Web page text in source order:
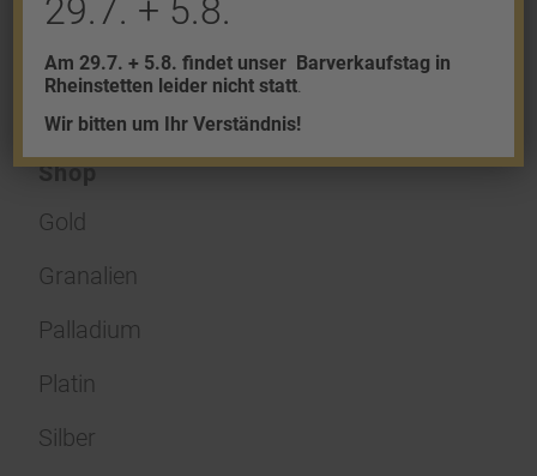
Shop
Gold
Granalien
Palladium
Platin
Silber
29.7. + 5.8.
Am 29.7. + 5.8. findet unser Barverkaufstag in
Rheinstetten leider nicht statt
Wir bitten um Ihr Verständnis!